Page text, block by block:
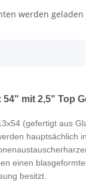
werden geladen
mit 2,5" Top
(gefertigt aus
hauptsächlich
einen
besitzt.